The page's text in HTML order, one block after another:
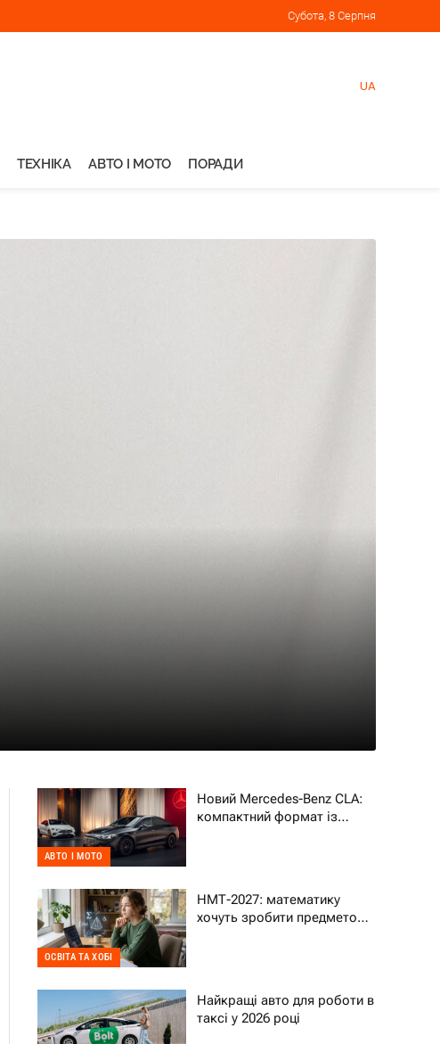
Субота, 8 Серпня
UA
ТЕХНІКА АВТО І МОТО ПОРАДИ
АВТО І МОТО
Новий Mercedes-Benz CLA:
компактний формат із
ОСВІТА ТА ХОБІ
НМТ-2027: математику
хочуть зробити предметом
Найкращі авто для роботи в
таксі у 2026 році